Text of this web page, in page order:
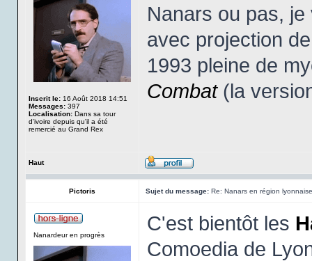
Inscrit le: 16 Août 2018 14:51
Messages: 397
Localisation: Dans sa tour
d'ivoire depuis qu'il a été
remercié au Grand Rex
Nanars ou pas,
avec projection
1993 pleine de
Combat(la
Haut
Pictoris Sujet du message: Re: Nanars en région lyonnaise
Nanardeur en progrès
C'est bientôt les
Comoedia de